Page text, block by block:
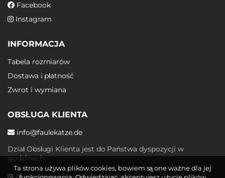
Facebook
Instagram
INFORMACJA
Tabela rozmiarów
Dostawa i płatność
Zwrot i wymiana
OBSŁUGA KLIENTA
info@faulekatze.de
Dział Obsługi Klienta jest do Państwa dyspozycji w
godzinach:
Ta strona używa plików cookies, bowiem są one ważne dla jej